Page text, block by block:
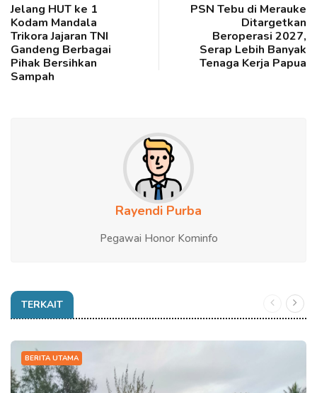
Jelang HUT ke 1
Kodam Mandala
Trikora Jajaran TNI
Gandeng Berbagai
Pihak Bersihkan
Sampah
PSN Tebu di Merauke
Ditargetkan
Beroperasi 2027,
Serap Lebih Banyak
Tenaga Kerja Papua
Rayendi Purba
Pegawai Honor Kominfo
TERKAIT
BERITA UTAMA